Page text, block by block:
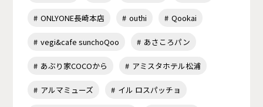
ONLYONE長崎本店 outhi Qookai
vegi&cafe sunchoQoo あさころパン
あぶり家COCOから アミスタホテル松浦
アルマミューズ イル ロスパッチョ